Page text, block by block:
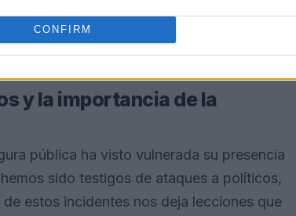
CONFIRM
y la importancia de la
pública ha visto vulnerada su presencia
sido testigos de ataques a políticos,
estos incidentes nos deja lecciones que